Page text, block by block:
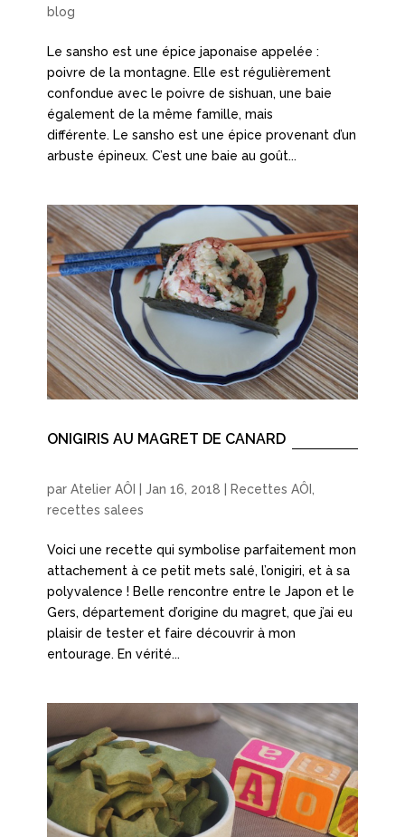
blog
Le sansho est une épice japonaise appelée :
poivre de la montagne. Elle est régulièrement
confondue avec le poivre de sishuan, une baie
également de la même famille, mais
différente. Le sansho est une épice provenant d’un
arbuste épineux. C’est une baie au goût...
ONIGIRIS AU MAGRET DE CANARD
parAtelier AÔI |Jan 16, 2018 Recettes AÔI
recettes salees
Voici une recette qui symbolise parfaitement mon
attachement à ce petit mets salé, l’onigiri, et à sa
polyvalence ! Belle rencontre entre le Japon et le
Gers, département d’origine du magret, que j’ai eu
plaisir de tester et faire découvrir à mon
entourage. En vérité...